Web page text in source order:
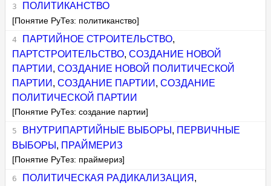
ПОЛИТИКАНСТВО
[Понятие РуТез: политиканство]
ПАРТИЙНОЕ СТРОИТЕЛЬСТВО,
ПАРТСТРОИТЕЛЬСТВО,СОЗДАНИЕ НОВОЙ
ПАРТИИ ,СОЗДАНИЕ НОВОЙ ПОЛИТИЧЕСКОЙ
ПАРТИИ ,СОЗДАНИЕ ПАРТИИ ,СОЗДАНИЕ
ПОЛИТИЧЕСКОЙ ПАРТИИ
[Понятие РуТез: создание партии]
ВНУТРИПАРТИЙНЫЕ ВЫБОРЫ , ПЕРВИЧНЫЕ
ВЫБОРЫ , ПРАЙМЕРИЗ
[Понятие РуТез: праймериз]
ПОЛИТИЧЕСКАЯ РАДИКАЛИЗАЦИЯ ,